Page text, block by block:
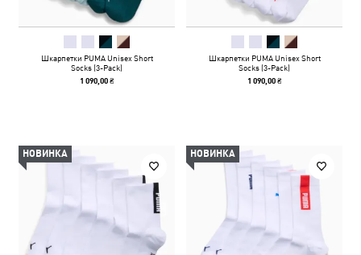
Шкарпетки PUMA Unisex Short
Socks (3-Pack)
1 090,00 ₴
Шкарпетки PUMA Unisex Short
Socks (3-Pack)
1 090,00 ₴
НОВИНКА НОВИНКА